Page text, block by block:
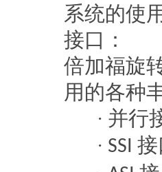
系统的使
接口：
倍加福旋
用的各种
· 并行
· SSI